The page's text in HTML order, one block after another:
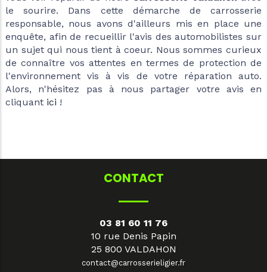
le sourire. Dans cette démarche de carrosserie
responsable, nous avons d'ailleurs mis en place une
enquête, afin de recueillir l'avis des automobilistes sur
un sujet qui nous tient à coeur. Nous sommes curieux
de connaître vos attentes en termes de protection de
l'environnement vis à vis de votre réparation auto.
Alors, n'hésitez pas à nous partager votre avis en
cliquant ici !
CONTACT
03 81 60 11 76
10 rue Denis Papin
25 800 VALDAHON
contact@carrosserieligier.fr